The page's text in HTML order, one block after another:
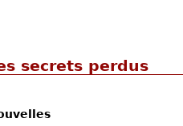
secrets perdus